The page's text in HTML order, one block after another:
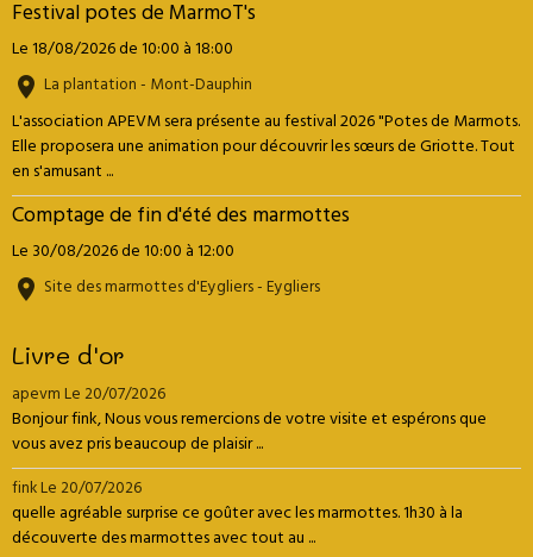
Festival potes de MarmoT's
Le 18/08/2026de 10:00à 18:00
La plantation - Mont-Dauphin
L'association APEVM sera présente au festival 2026 "Potes de Marmots.
Elle proposera une animation pour découvrir les sœurs de Griotte. Tout
en s'amusant ...
Comptage de fin d'été des marmottes
Le 30/08/2026de 10:00à 12:00
Site des marmottes d'Eygliers - Eygliers
Livre d'or
apevmLe 20/07/2026
Bonjour fink, Nous vous remercions de votre visite et espérons que
vous avez pris beaucoup de plaisir ...
finkLe 20/07/2026
quelle agréable surprise ce goûter avec les marmottes. 1h30 à la
découverte des marmottes avec tout au ...